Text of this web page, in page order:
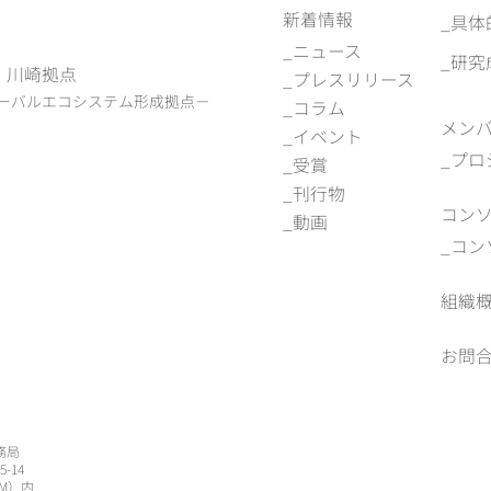
川崎拠点
バルエコシステム形成拠点－
新着情報
ニュース
プレスリリース
コラム
イベント
受賞
刊行物
動画
具
研究
メン
プ
コン
コ
組織
お問
局
14
）内